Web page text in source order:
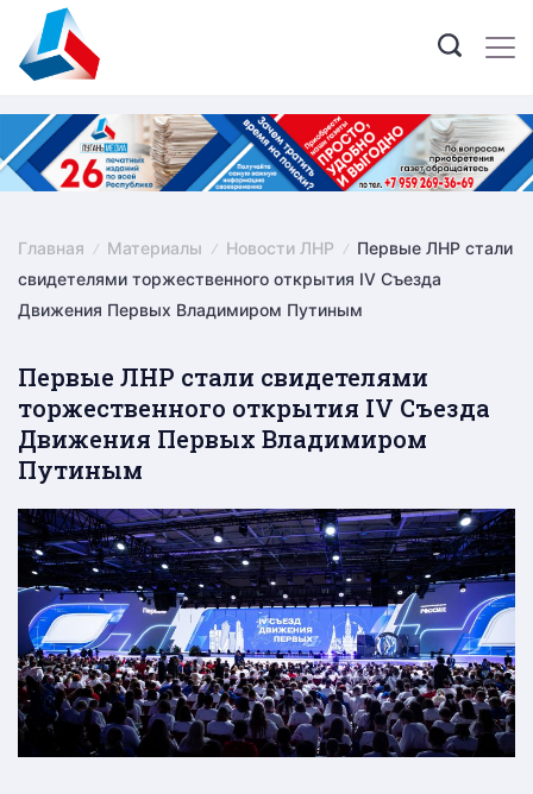
content
Главная Материалы Новости ЛНР
Первые ЛНР стали
свидетелями торжественного открытия IV Съезда
Движения Первых Владимиром Путиным
Первые ЛНР стали свидетелями
торжественного открытия IV Съезда
Движения Первых Владимиром
Путиным